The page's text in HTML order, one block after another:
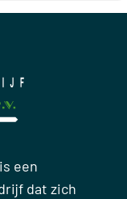
een
dat zich